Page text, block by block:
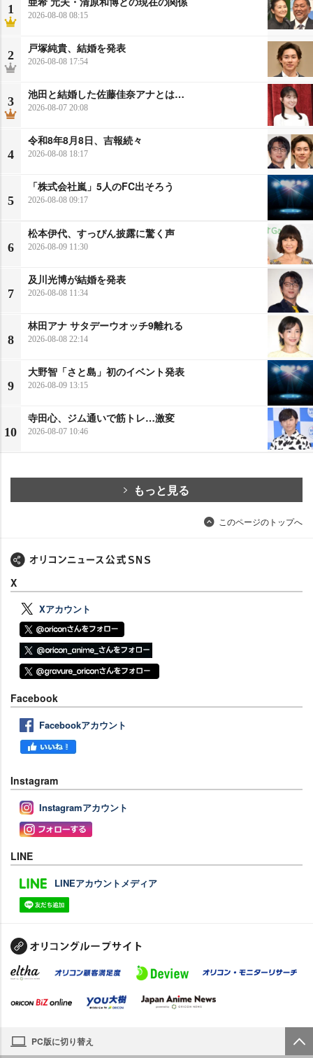
1 2026-08-08 08:15
2
戸塚純貴、結婚を発表
2026-08-08 17:54
3
池田と結婚した佐藤佳奈アナとは…
2026-08-07 20:08
4
令和8年8月8日、吉報続々
2026-08-08 18:17
5
「株式会社嵐」5人のFC出そろう
2026-08-08 09:17
6
松本伊代、すっぴん披露に驚く声
2026-08-09 11:30
7
及川光博が結婚を発表
2026-08-08 11:34
8
林田アナ サタデーウオッチ9離れる
2026-08-08 22:14
9
大野智「さと島」初のイベント発表
2026-08-09 13:15
10
寺田心、ジム通いで筋トレ…激変
2026-08-07 10:46
もっと見る
このページのトップへ
X
Xアカウント
Facebook
Facebookアカウント
Instagram
Instagramアカウント
LINE
LINEアカウントメディア
PC版に切り替え